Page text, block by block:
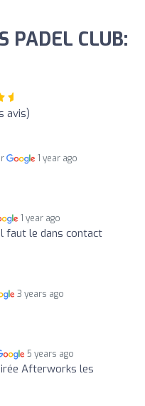
PADEL CLUB:
avis)
1 year ago
1 year ago
faut le dans contact
3 years ago
5 years ago
Afterworks les